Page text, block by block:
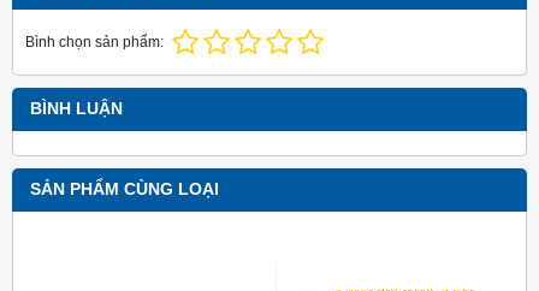
Bình chọn sản phẩm:
BÌNH LUẬN
SẢN PHẨM CÙNG LOẠI